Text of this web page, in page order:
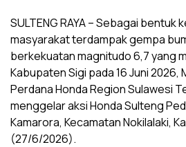
SULTENG RAYA – Sebagai bentuk
masyarakat terdampak gempa
berkekuatan magnitudo 6,7 yang
Kabupaten Sigi pada 16 Juni 2026,
Perdana Honda Region Sulawesi
menggelar aksi Honda Sulteng
Kamarora, Kecamatan Nokilalaki,
(27/6/2026).